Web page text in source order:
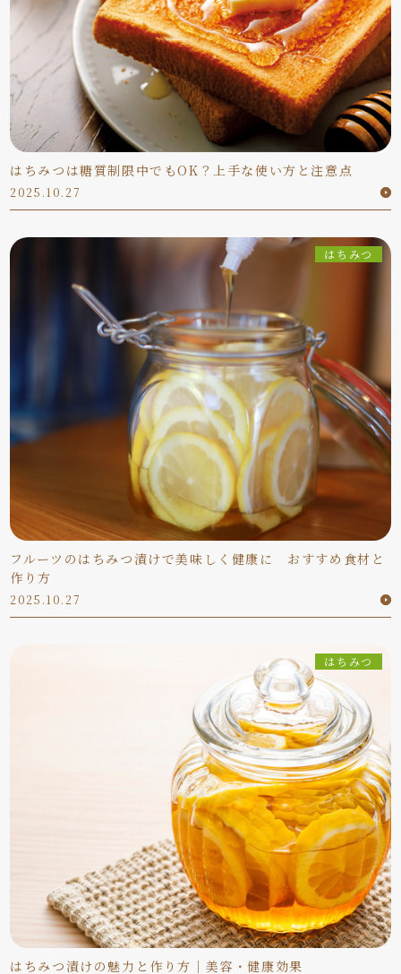
はちみつは糖質制限中でもOK？上手な使い方と注意点
2025.10.27
はちみつ
フルーツのはちみつ漬けで美味しく健康に おすすめ食材と
作り方
2025.10.27
はちみつ
はちみつ漬けの魅力と作り方｜美容・健康効果